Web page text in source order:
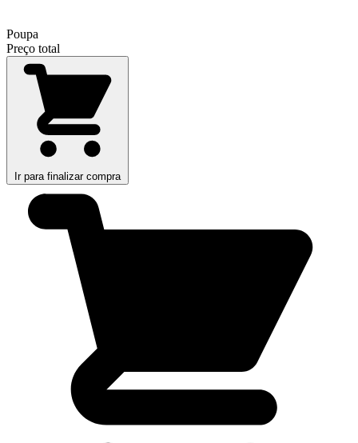
Poupa
Preço total
Ir para finalizar compra